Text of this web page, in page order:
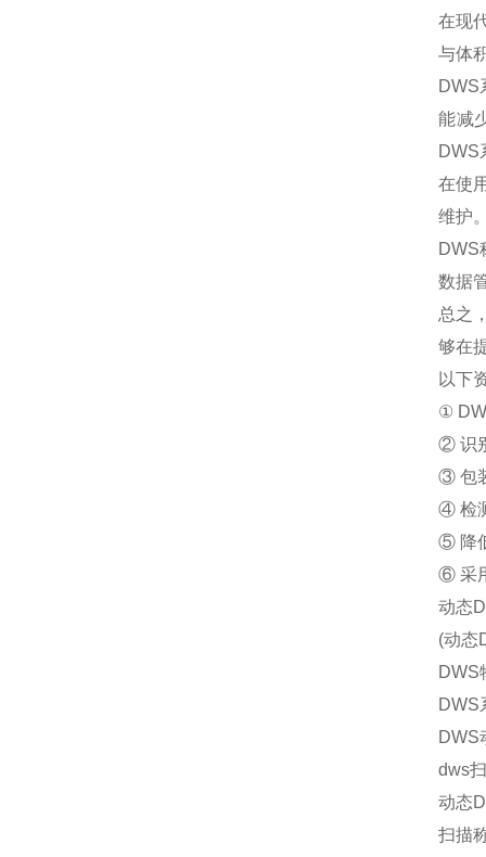
在现
与体
DWS
能减
DWS
在使
维护
DWS
数据
总之
够在
以下
①
② 识
③ 包
④ 检
⑤ 降
⑥ 采
动态
(动态
DWS
DWS
DWS
dws
动态
扫描